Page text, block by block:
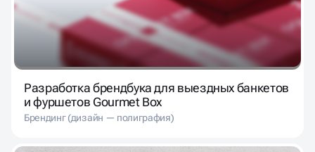
Разработка брендбука для выездных банкетов
и фуршетов Gourmet Box
Брендинг (дизайн — полиграфия)